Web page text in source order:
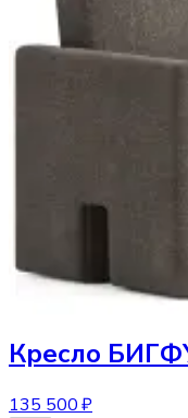
Кресло
135 500 ₽